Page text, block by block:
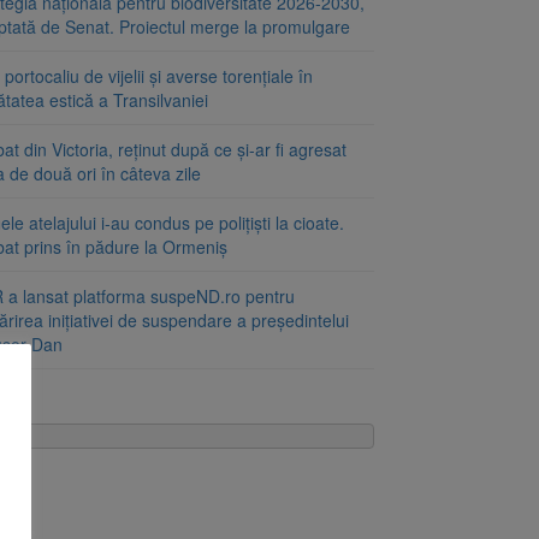
de Senat. Proiectul merge la promulgare
portocaliu de vijelii și averse torențiale în
estică a Transilvaniei
din Victoria, reținut după ce și-ar fi agresat
de două ori în câteva zile
atelajului i-au condus pe polițiști la cioate.
prins în pădure la Ormeniș
a lansat platforma suspeND.ro pentru
inițiativei de suspendare a președintelui
Dan